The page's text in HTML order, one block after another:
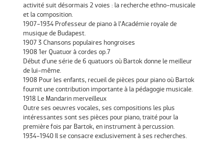
activité suit désormais 2 voies : la recherche ethno-musicale
et la composition.
1907-1934 Professeur de piano à l’Académie royale de
musique de Budapest.
1907 3 Chansons populaires hongroises
1908 1er Quatuor à cordes op.7
Début d’une série de 6 quatuors où Bartok donne le meilleur
de lui-même.
1908 Pour les enfants, recueil de pièces pour piano où Bartok
fournit une contribution importante à la pédagogie musicale.
1918 Le Mandarin merveilleux
Outre ses oeuvres vocales, ses compositions les plus
intéressantes sont ses pièces pour piano, traité pour la
première fois par Bartok, en instrument à percussion.
1934-1940 Il se consacre exclusivement à ses recherches.